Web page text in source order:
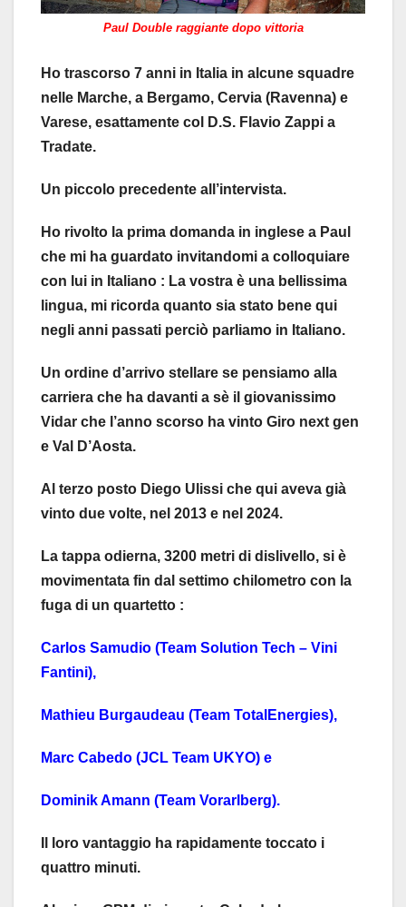
Paul Double raggiante dopo vittoria
Ho trascorso 7 anni in Italia in alcune squadre
nelle Marche, a Bergamo, Cervia (Ravenna) e
Varese, esattamente col D.S. Flavio Zappi a
Tradate.
Un piccolo precedente all’intervista.
Ho rivolto la prima domanda in inglese a Paul
che mi ha guardato invitandomi a colloquiare
con lui in Italiano : La vostra è una bellissima
lingua, mi ricorda quanto sia stato bene qui
negli anni passati perciò parliamo in Italiano.
Un ordine d’arrivo stellare se pensiamo alla
carriera che ha davanti a sè il giovanissimo
Vidar che l’anno scorso ha vinto Giro next gen
e Val D’Aosta.
Al terzo posto Diego Ulissi che qui aveva già
vinto due volte, nel 2013 e nel 2024.
La tappa odierna, 3200 metri di dislivello, si è
movimentata fin dal settimo chilometro con la
fuga di un quartetto :
Carlos Samudio (Team Solution Tech – Vini
Fantini),
Mathieu Burgaudeau (Team TotalEnergies),
Marc Cabedo (JCL Team UKYO) e
Dominik Amann (Team Vorarlberg).
Il loro vantaggio ha rapidamente toccato i
quattro minuti.